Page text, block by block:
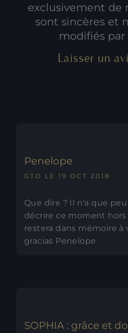
exclusivement de
sont sincères et
modifiés par
Laisser un
Penelope
GTO LE 19 OCT 2018
Que dire ? Il n'a que
décrire ce moment
restera dans mémoire à
gracias Penelope
SOPHIA : grâce et